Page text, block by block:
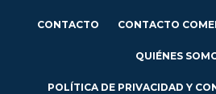
CONTACTO CONTACTO
QUIÉNES
POLÍTICA DE PRIVACIDAD Y